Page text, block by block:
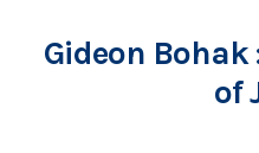
Gideon Bohak
of